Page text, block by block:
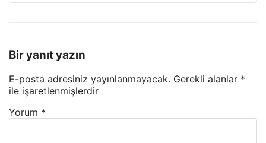
Bir yanıt yazın
E-posta adresiniz yayınlanmayacak. Gerekli alanlar *
ile işaretlenmişlerdir
Yorum *